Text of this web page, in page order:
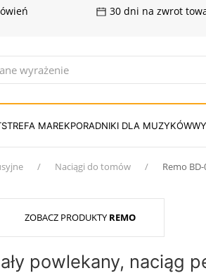
30 dni na zwrot
STREFA MAREKPORADNIKI DLA MUZYKÓW
Naciągi do tomów Remo
ZOBACZ PRODUKTY REMO
powlekany, naciąg